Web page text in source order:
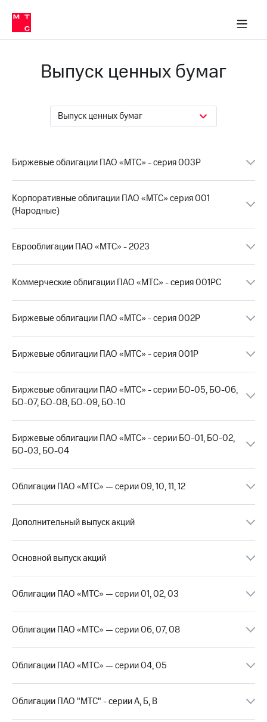
Медиа-центр
и акционерам
Устойчивое развитие
Комплаенс и деловая этика
компании
Карьера
История
компании
информация
Контакты
Медиа-центр
Пресс-
релизы
МТС
о технологиях
Достижения
Новости
в
и акционерам
Корпоративное
управление
Корпоративный
секретарь
Раскрытие
Информация
акционерам
ПАО
акционеров
кабинет
акционера
капитал
Контроль
аудит
Рынок
акций
Карьера
в МТС
Пресс-
релизы
Выпуск ценных бумаг
Выпуск ценных бумаг
Биржевые облигации ПАО «МТС» - серия 003Р
Корпоративные облигации ПАО «МТС» серия 001
(Народные)
Еврооблигации ПАО «МТС» - 2023
Коммерческие облигации ПАО «МТС» - серия 001РС
Биржевые облигации ПАО «МТС» - серия 002Р
Биржевые облигации ПАО «МТС» - серия 001Р
Биржевые облигации ПАО «МТС» - серии БО-05, БО-06,
БО-07, БО-08, БО-09, БО-10
Биржевые облигации ПАО «МТС» - серии БО-01, БО-02,
БО-03, БО-04
Облигации ПАО «МТС» — серии 09, 10, 11, 12
Дополнительный выпуск акций
Основной выпуск акций
Облигации ПАО «МТС» — серии 01, 02, 03
Облигации ПАО «МТС» — серии 06, 07, 08
Облигации ПАО «МТС» — серии 04, 05
Облигации ПАО "МТС" - серии А, Б, В